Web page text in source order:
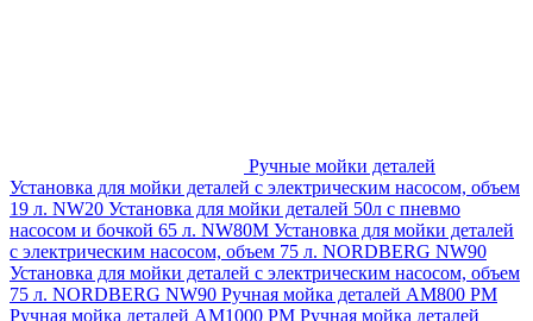
Ручные мойки деталей
Установка для мойки деталей с электрическим насосом, объем
19 л. NW20 Установка для мойки деталей 50л с пневмо
насосом и бочкой 65 л. NW80M Установка для мойки деталей
с электрическим насосом, объем 75 л. NORDBERG NW90
Установка для мойки деталей с электрическим насосом, объем
75 л. NORDBERG NW90 Ручная мойка деталей АМ800 РМ
Ручная мойка деталей АМ1000 РМ Ручная мойка деталей